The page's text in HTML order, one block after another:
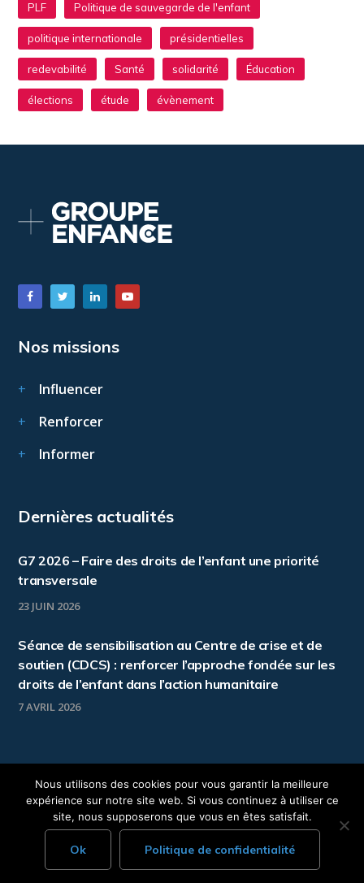
PLF Politique de sauvegarde de l'enfant
politique internationale présidentielles
redevabilité Santé solidarité Éducation
élections étude évènement
Nos missions
Influencer
Renforcer
Informer
Dernières actualités
G7 2026 – Faire des droits de l’enfant une priorité
transversale
23 JUIN 2026
Séance de sensibilisation au Centre de crise et de
soutien (CDCS) : renforcer l’approche fondée sur les
droits de l’enfant dans l’action humanitaire
7 AVRIL 2026
Copyright © 2020 Groupe Enfance. Tous droits
réservés
Mentions légales
Nous utilisons des cookies pour vous garantir la meilleure
expérience sur notre site web. Si vous continuez à utiliser ce
site, nous supposerons que vous en êtes satisfait.
Ok Politique de confidentialité